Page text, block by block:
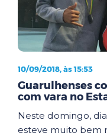
10/09/2018, às 15:53
Guarulhenses
com vara no
Neste domingo,
esteve muito bem